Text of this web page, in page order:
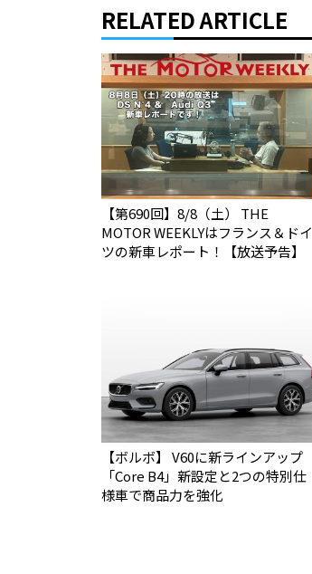
RELATED ARTICLE
【第690回】8/8（土） THE
MOTOR WEEKLYはフランス＆ドイ
ツの新車レポート！【放送予告】
【ボルボ】 V60に新ラインアップ
「Core B4」新設定と2つの特別仕
様車で商品力を強化